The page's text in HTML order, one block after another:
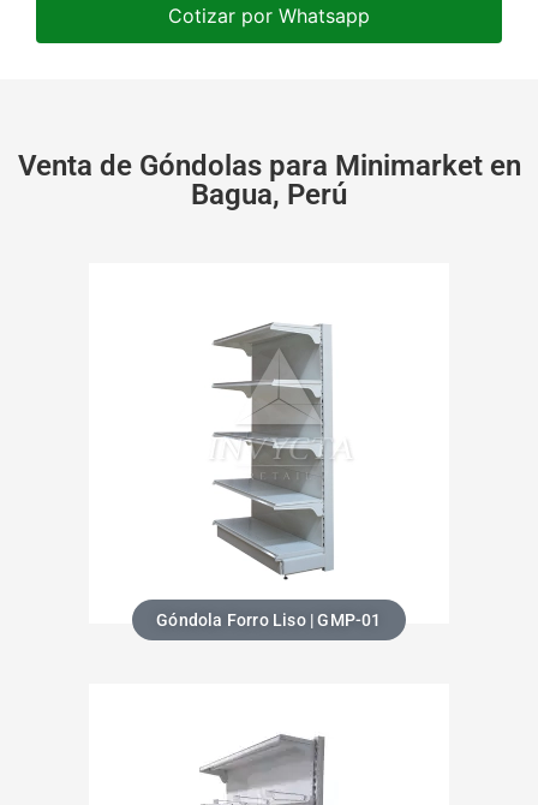
Cotizar por Whatsapp
Venta de Góndolas para Minimarket en
Bagua, Perú
Góndola Forro Liso | GMP-01